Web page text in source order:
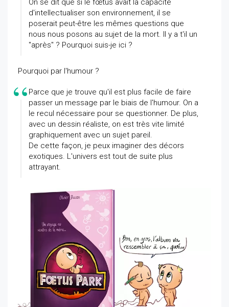
On se dit que si le fœtus avait la capacité
d'intellectualiser son environnement, il se
poserait peut-être les mêmes questions que
nous nous posons au sujet de la mort. Il y a t'il un
"après" ? Pourquoi suis-je ici ?
Pourquoi par l'humour ?
Parce que je trouve qu'il est plus facile de faire
passer un message par le biais de l'humour. On a
le recul nécessaire pour se questionner. De plus,
avec un dessin réaliste, on est très vite limité
graphiquement avec un sujet pareil.
De cette façon, je peux imaginer des décors
exotiques. L'univers est tout de suite plus
attrayant.